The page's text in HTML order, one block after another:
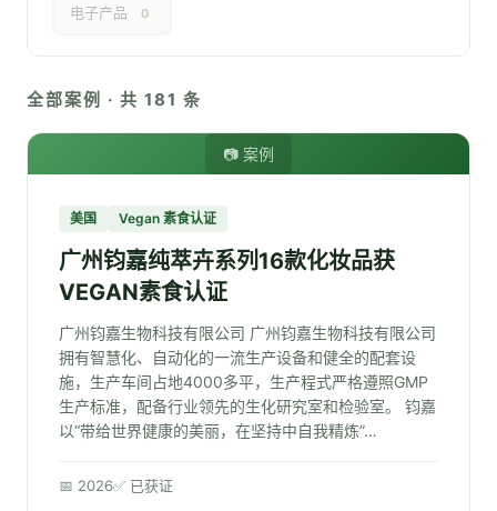
电子产品 0
全部案例 · 共 181 条
📷 案例
美国 Vegan 素食认证
广州钧嘉纯萃卉系列16款化妆品获
VEGAN素食认证
广州钧嘉生物科技有限公司 广州钧嘉生物科技有限公司
拥有智慧化、自动化的一流生产设备和健全的配套设
施，生产车间占地4000多平，生产程式严格遵照GMP
生产标准，配备行业领先的生化研究室和检验室。 钧嘉
以“带给世界健康的美丽，在坚持中自我精炼”…
📅 2026✅ 已获证